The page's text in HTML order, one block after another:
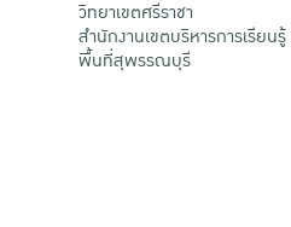
วิทยาเขตศรีราชา
สำนักงานเขตบริหารการเรียนรู้
พื้นที่สุพรรณบุรี